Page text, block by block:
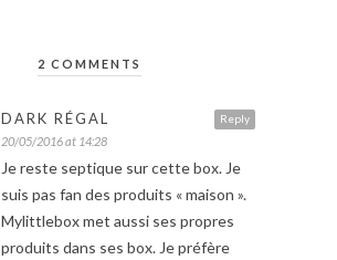
2 COMMENTS
Reply
DARK RÉGAL
20/05/2016 at 14:28
Je reste septique sur cette box. Je
suis pas fan des produits « maison ».
Mylittlebox met aussi ses propres
produits dans ses box. Je préfère